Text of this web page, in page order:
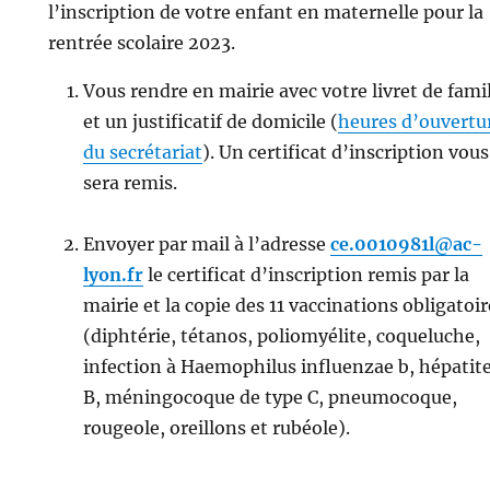
l’inscription de votre enfant en maternelle pour la
rentrée scolaire 2023.
Vous rendre en mairie avec votre livret de
et un justificatif de domicile (heures
du secrétariat). Un certificat d’inscription vous
sera remis.
Envoyer par mail à l’adresse ce.0010981l@ac-
lyon.frle certificat d’inscription remis par la
mairie et la copie des 11 vaccinations
(diphtérie, tétanos, poliomyélite, coqueluche,
infection à Haemophilus influenzae b,
B, méningocoque de type C, pneumocoque,
rougeole, oreillons et rubéole).